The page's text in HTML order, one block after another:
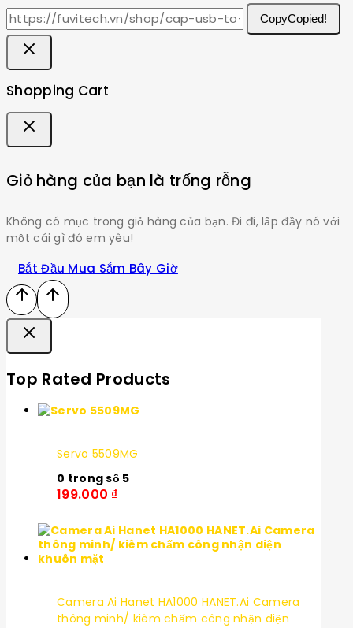
CopyCopied!
Shopping Cart
Giỏ hàng của bạn là trống rỗng
Không có mục trong giỏ hàng của bạn. Đi đi, lấp đầy nó với
một cái gì đó em yêu!
Bắt Đầu Mua Sắm Bây Giờ
Top Rated Products
Servo 5509MG
0 trong số 5
199.000 ₫
Camera Ai Hanet HA1000 HANET.Ai Camera
thông minh/ kiêm chấm công nhận diện